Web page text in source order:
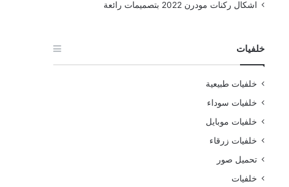
اشكال ركنات مودرن 2022 بتصميمات رائعة
خلفيات
خلفيات طبيعية
خلفيات سوداء
خلفيات موبايل
خلفيات زرقاء
تحميل صور
خلفيات